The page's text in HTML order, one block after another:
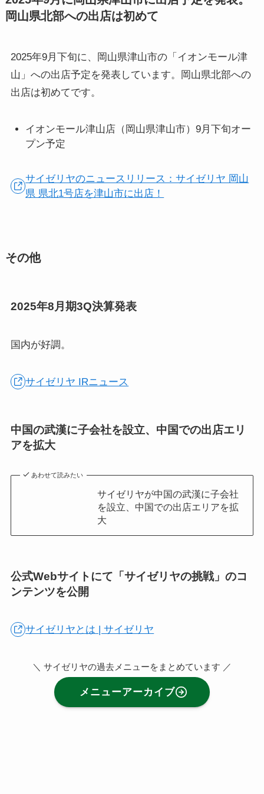
岡山県北部への出店は初めて
2025年9月下旬に、岡山県津山市の「イオンモール津
山」への出店予定を発表しています。岡山県北部への
出店は初めてです。
イオンモール津山店（岡山県津山市）9月下旬オー
プン予定
サイゼリヤのニュースリリース：サイゼリヤ 岡山
県 県北1号店を津山市に出店！
その他
2025年8月期3Q決算発表
国内が好調。
サイゼリヤ IRニュース
中国の武漢に子会社を設立、中国での出店エリ
アを拡大
あわせて読みたい
サイゼリヤが中国の武漢に子会社
を設立、中国での出店エリアを拡
大
公式Webサイトにて「サイゼリヤの挑戦」のコ
ンテンツを公開
サイゼリヤとは | サイゼリヤ
＼ サイゼリヤの過去メニューをまとめています ／
メニューアーカイブ